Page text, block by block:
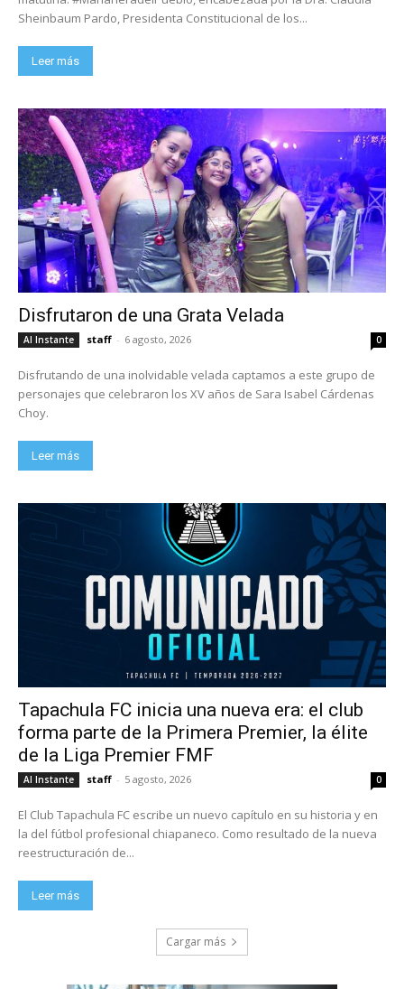
Sheinbaum Pardo, Presidenta Constitucional de los...
Leer más
Disfrutaron de una Grata Velada
Al Instante staff - 6 agosto, 2026 0
Disfrutando de una inolvidable velada captamos a este grupo de
personajes que celebraron los XV años de Sara Isabel Cárdenas
Choy.
Leer más
Tapachula FC inicia una nueva era: el club
forma parte de la Primera Premier, la élite
de la Liga Premier FMF
Al Instante staff - 5 agosto, 2026 0
El Club Tapachula FC escribe un nuevo capítulo en su historia y en
la del fútbol profesional chiapaneco. Como resultado de la nueva
reestructuración de...
Leer más
Cargar más